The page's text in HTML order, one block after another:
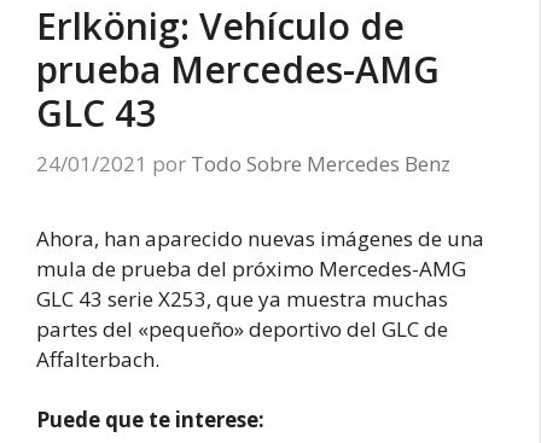
Erlkönig: Vehículo de
prueba Mercedes-AMG
GLC 43
24/01/2021 por Todo Sobre Mercedes Benz
Ahora, han aparecido nuevas imágenes de una
mula de prueba del próximo Mercedes-AMG
GLC 43 serie X253, que ya muestra muchas
partes del «pequeño» deportivo del GLC de
Affalterbach.
Puede que te interese: